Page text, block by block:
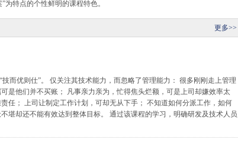
特点的个性鲜明的课程特色。
更多>>
而优则仕”。 仅关注其技术能力，而忽略了管理能力： 很多刚刚走上管理
是他们并不买账； 凡事亲力亲为，忙得焦头烂额，可是上司却嫌效率太
任； 上司让制定工作计划，可却无从下手； 不知道如何分派工作，如何
却还不能有效达到整体目标。 通过该课程的学习，明确研发及技术人员